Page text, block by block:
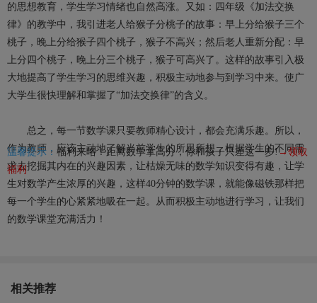
的思想教育，学生学习情绪也自然高涨。又如：四年级《加法交换
律》的教学中，我引进老人给猴子分桃子的故事：早上分给猴子三个
桃子，晚上分给猴子四个桃子，猴子不高兴；然后老人重新分配：早
上分四个桃子，晚上分三个桃子，猴子可高兴了。这样的故事引入极
大地提高了学生学习的思维兴趣，积极主动地参与到学习中来。使广
大学生很快理解和掌握了“加法交换律”的含义。
总之，每一节数学课只要教师精心设计，都会充满乐趣。所以，
作为教师，应该主动地了解当前学生的所思所想，根据学生的不同需
求去挖掘其内在的兴趣因素，让枯燥无味的数学知识变得有趣，让学
生对数学产生浓厚的兴趣，这样40分钟的数学课，就能像磁铁那样把
每一个学生的心紧紧地吸在一起。从而积极主动地进行学习，让我们
的数学课堂充满活力！
温馨提示： 福利来咯！距离数学拿高分，你和孩子只差这一步!→领取
福利
相关推荐